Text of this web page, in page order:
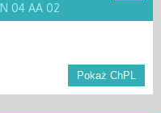
N 04 AA 02
Pokaż ChPL